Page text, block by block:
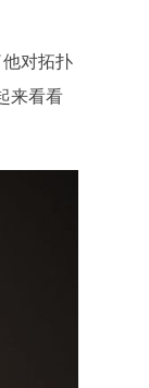
对拓扑
来看看